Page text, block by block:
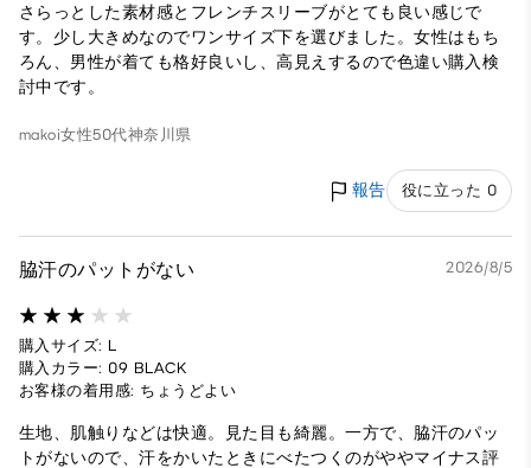
さらっとした素材感とフレンチスリーブがとても良い感じで
す。少し大きめなのでワンサイズ下を選びました。女性はもち
ろん、男性が着ても格好良いし、高見えするので色違い購入検
討中です。
makoi女性50代神奈川県
報告 役に立った 0
脇汗のパットがない 2026/8/5
購入サイズ: L
購入カラー: 09 BLACK
お客様の着用感: ちょうどよい
生地、肌触りなどは快適。見た目も綺麗。一方で、脇汗のパッ
トがないので、汗をかいたときにべたつくのがややマイナス評